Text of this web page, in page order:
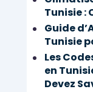
Tunisie :
Guide
Tunisie
Les
en
Devez